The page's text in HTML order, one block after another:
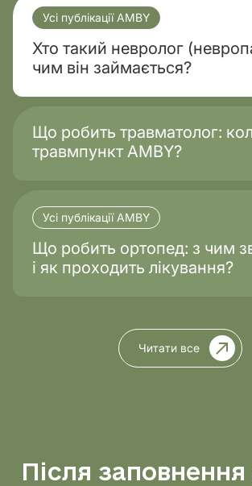
Усі публікації AMBY
Хто такий невролог
чим він займається?
Що робить травматолог:
травмпункт AMBY?
Усі публікації AMBY
Що робить ортопед: з чим
і як проходить лікування?
Читати все
Після